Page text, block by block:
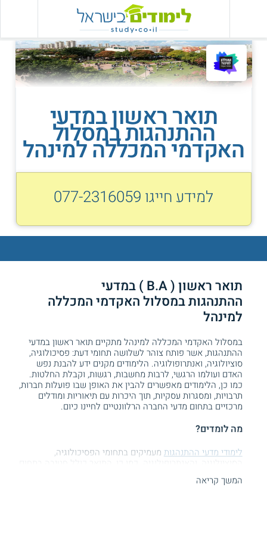
תואר ראשון במדעי
ההתנהגות במסלול
האקדמי המכללה למינהל
למידע חייגו 077-2316059
תואר ראשון ( B.A ) ב
מדעי
ההתנהגותבמסלול האקדמי המכללה
למינהל
במסלול האקדמי המכללה למינהל מתקיים תואר ראשון במדעי
ההתנהגות, אשר פותח צוהר לשלושה תחומי דעת: פסיכולוגיה,
סוציולוגיה, ואנתרופולוגיה. הלימודים מקנים ידע להבנת נפש
האדם ועולמו הרגשי, לרבות מחשבות, רגשות, וקבלת החלטות.
כמו כן, הלימודים מאפשרים להבין את האופן שבו פועלות חברות,
תרבויות, ומסגרות עסקיות, תוך היכרות עם תיאוריות ומודלים
מרכזיים בתחום מדעי החברה הרלוונטיים לחיינו כיום.
מה לומדים?
לימודי מדעי ההתנהגות מעמיקים בתחומי הפסיכולוגיה,
העבודה המשתנה. הסטודנטים רוכשים תובנות תיאורטיות
המשך קריאה